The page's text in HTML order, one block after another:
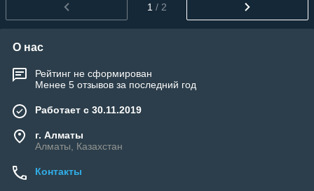
1 / 2
О нас
Рейтинг не сформирован
Менее 5 отзывов за последний год
Работает с 30.11.2019
г. Алматы
Алматы, Казахстан
Контакты